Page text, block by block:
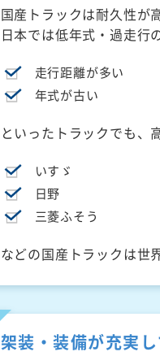
国産トラックは耐久性が
日本では低年式・過走行
走行距離が多い
年式が古い
といったトラックでも、
いすゞ
日野
三菱ふそう
などの国産トラックは世
架装・装備が充実